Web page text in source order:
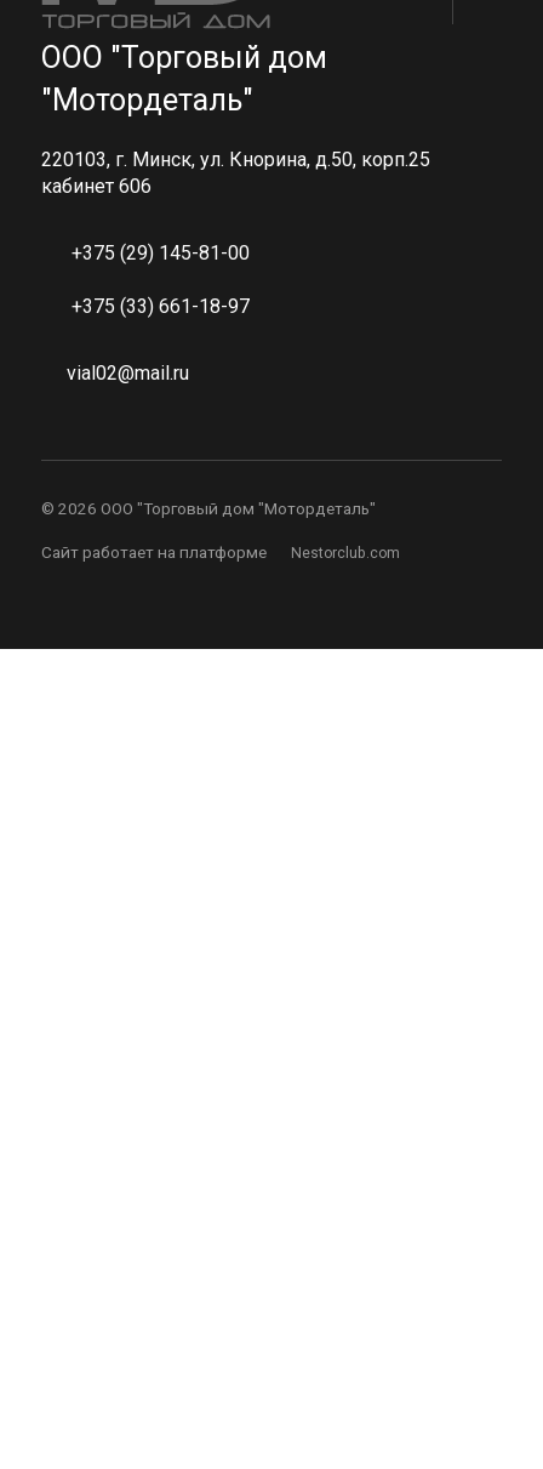
ООО "Торговый дом
"Мотордеталь"
220103, г. Минск, ул. Кнорина, д.50, корп.25
кабинет 606
+375 (29) 145-81-00
+375 (33) 661-18-97
vial02@mail.ru
© 2026 ООО "Торговый дом "Мотордеталь"
Сайт работает на платформе Nestorclub.com